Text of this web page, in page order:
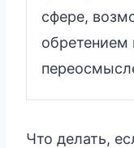
сфере,
обретением
Что делать,